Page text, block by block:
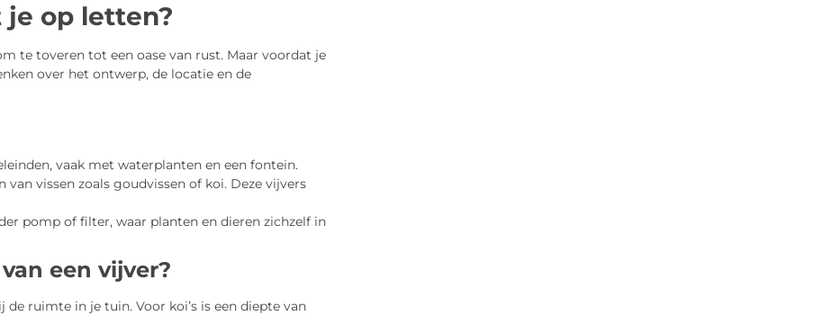
je op letten?
te toveren tot een oase van rust. Maar voordat je
over het ontwerp, de locatie en de
vaak met waterplanten en een fontein.
vissen zoals goudvissen of koi. Deze vijvers
pomp of filter, waar planten en dieren zichzelf in
een vijver?
de ruimte in je tuin. Voor koi’s is een diepte van